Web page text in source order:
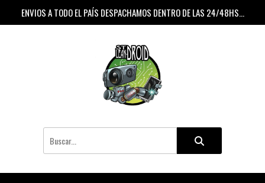
ENVIOS A TODO EL PAÍS DESPACHAMOS DENTRO DE LAS 24/48HS...